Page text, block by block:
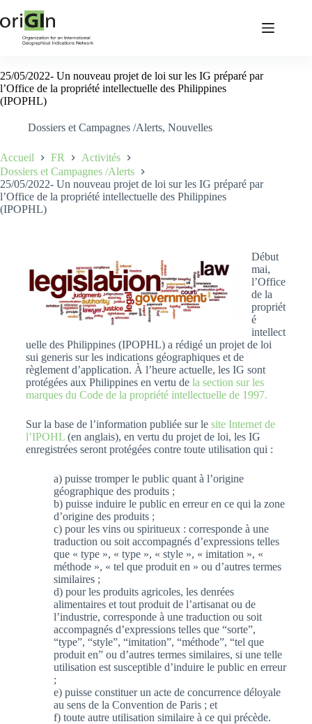
25/05/2022- Un nouveau projet de loi sur les IG préparé par
l’Office de la propriété intellectuelle des Philippines
(IPOPHL)
Dossiers et Campagnes /Alerts, Nouvelles
Accueil FR
Activités
Dossiers et Campagnes /Alerts
25/05/2022- Un nouveau projet de loi sur les IG préparé par
l’Office de la propriété intellectuelle des Philippines
(IPOPHL)
Début
mai,
l’Office
de la
propriét
é
intellect
uelle des Philippines (IPOPHL) a rédigé un projet de loi
sui generis sur les indications géographiques et de
règlement d’application. À l’heure actuelle, les IG sont
protégées aux Philippines en vertu de la section sur les
marques du Code de la propriété intellectuelle de 1997.
Sur la base de l’information publiée sur lesite Internet de
l’IPOHL(en anglais), en vertu du projet de loi, les IG
enregistrées seront protégées contre toute utilisation qui :
a) puisse tromper le public quant à l’origine
géographique des produits ;
b) puisse induire le public en erreur en ce qui la zone
d’origine des produits ;
c) pour les vins ou spiritueux : corresponde à une
traduction ou soit accompagnés d’expressions telles
que « type », « type », « style », « imitation », «
méthode », « tel que produit en » ou d’autres termes
similaires ;
d) pour les produits agricoles, les denrées
alimentaires et tout produit de l’artisanat ou de
l’industrie, corresponde à une traduction ou soit
accompagnés d’expressions telles que “sorte”,
“type”, “style”, “imitation”, “méthode”, “tel que
produit en” ou d’autres termes similaires, si une telle
utilisation est susceptible d’induire le public en erreur
;
e) puisse constituer un acte de concurrence déloyale
au sens de la Convention de Paris ; et
f) toute autre utilisation similaire à ce qui précède.